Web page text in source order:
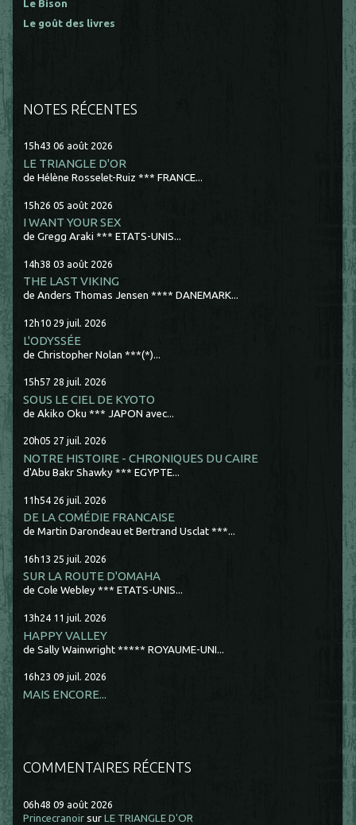
Le Bison
Le goût des livres
NOTES RÉCENTES
15h43 06 août 2026
LE TRIANGLE D'OR
de Hélène Rosselet-Ruiz *** FRANCE...
15h26 05 août 2026
I WANT YOUR SEX
de Gregg Araki *** ETATS-UNIS...
14h38 03 août 2026
THE LAST VIKING
de Anders Thomas Jensen **** DANEMARK...
12h10 29 juil. 2026
L'ODYSSÉE
de Christopher Nolan ***(*)...
15h57 28 juil. 2026
SOUS LE CIEL DE KYOTO
de Akiko Oku *** JAPON avec...
20h05 27 juil. 2026
NOTRE HISTOIRE - CHRONIQUES DU CAIRE
d'Abu Bakr Shawky *** EGYPTE...
11h54 26 juil. 2026
DE LA COMÉDIE FRANCAISE
de Martin Darondeau et Bertrand Usclat ***...
16h13 25 juil. 2026
SUR LA ROUTE D'OMAHA
de Cole Webley *** ETATS-UNIS...
13h24 11 juil. 2026
HAPPY VALLEY
de Sally Wainwright ***** ROYAUME-UNI...
16h23 09 juil. 2026
MAIS ENCORE...
COMMENTAIRES RÉCENTS
06h48 09 août 2026
Princecranoir surLE TRIANGLE D'OR